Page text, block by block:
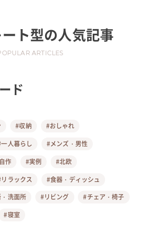
ト型の人気記事
ARTICLES
ド
#収納
#おしゃれ
人暮らし
#メンズ・男性
作 #実例
#北欧
ラックス
#食器・ディッシュ
洗面所 #リビング
#チェア・椅子
#寝室